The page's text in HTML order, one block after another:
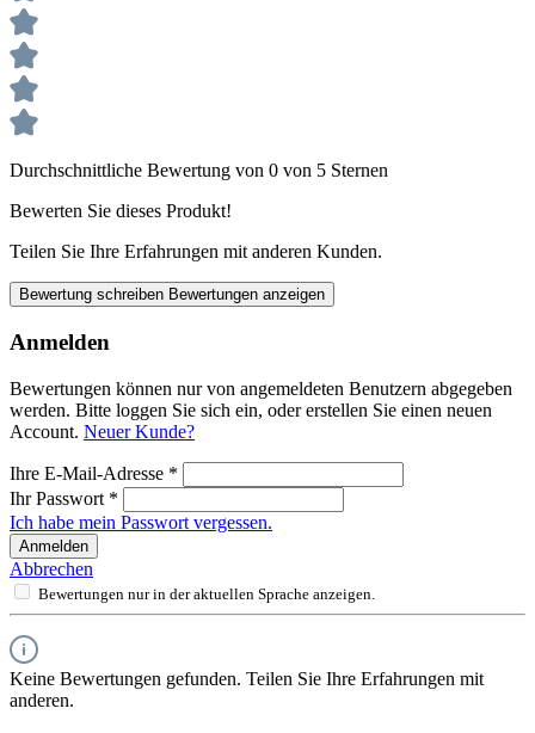
Durchschnittliche Bewertung von 0 von 5 Sternen
Bewerten Sie dieses Produkt!
Teilen Sie Ihre Erfahrungen mit anderen Kunden.
Bewertung schreiben Bewertungen anzeigen
Anmelden
Bewertungen können nur von angemeldeten Benutzern abgegeben
werden. Bitte loggen Sie sich ein, oder erstellen Sie einen neuen
Account. Neuer Kunde?
Ihre E-Mail-Adresse *
Ihr Passwort *
Ich habe mein Passwort vergessen.
Anmelden
Abbrechen
Bewertungen nur in der aktuellen Sprache anzeigen.
Keine Bewertungen gefunden. Teilen Sie Ihre Erfahrungen mit
anderen.